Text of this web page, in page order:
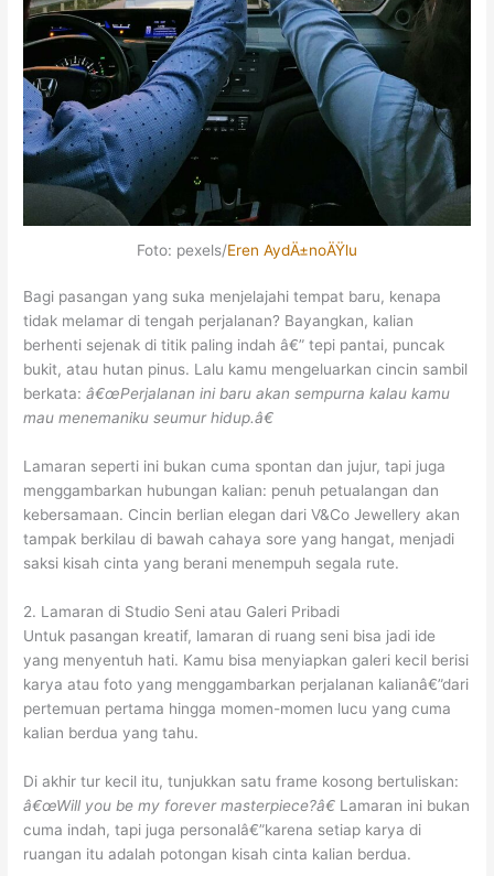
Foto: pexels/Eren AydÄ±noÄŸlu
Bagi pasangan yang suka menjelajahi tempat baru, kenapa
tidak melamar di tengah perjalanan? Bayangkan, kalian
berhenti sejenak di titik paling indah â€” tepi pantai, puncak
bukit, atau hutan pinus. Lalu kamu mengeluarkan cincin sambil
berkata:â€œPerjalanan ini baru akan sempurna kalau kamu
mau menemaniku seumur hidup.â€
Lamaran seperti ini bukan cuma spontan dan jujur, tapi juga
menggambarkan hubungan kalian: penuh petualangan dan
kebersamaan. Cincin berlian elegan dari V&Co Jewellery akan
tampak berkilau di bawah cahaya sore yang hangat, menjadi
saksi kisah cinta yang berani menempuh segala rute.
2. Lamaran di Studio Seni atau Galeri Pribadi
Untuk pasangan kreatif, lamaran di ruang seni bisa jadi ide
yang menyentuh hati. Kamu bisa menyiapkan galeri kecil berisi
karya atau foto yang menggambarkan perjalanan kalianâ€”dari
pertemuan pertama hingga momen-momen lucu yang cuma
kalian berdua yang tahu.
Di akhir tur kecil itu, tunjukkan satu frame kosong bertuliskan:
â€œWill you be my forever masterpiece?â€ Lamaran ini bukan
cuma indah, tapi juga personalâ€”karena setiap karya di
ruangan itu adalah potongan kisah cinta kalian berdua.